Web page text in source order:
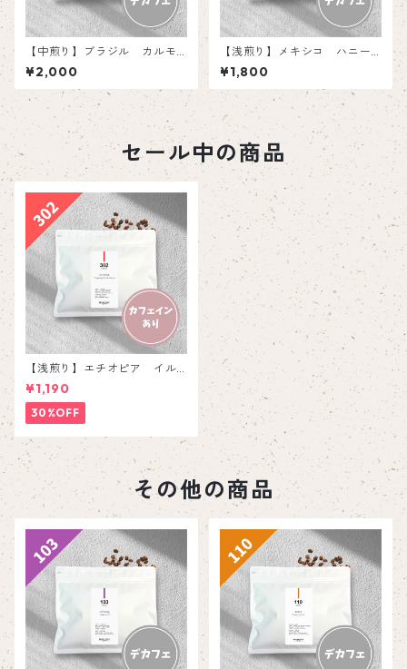
【中煎り】ブラジル カルモ
デミナス ナチュラル No.2 【1
50g】
¥2,000
【浅煎り】メキシコ ハニー
チアパス 【150g】
¥1,800
セール中の商品
【浅煎り】エチオピア イル
ガチェフェG1 チェルチェレ
【150g】
¥1,190
30%OFF
その他の商品